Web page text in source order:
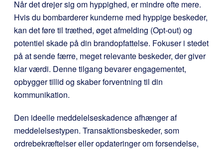
Når det drejer sig om hyppighed, er mindre ofte mere.
Hvis du bombarderer kunderne med hyppige beskeder,
kan det føre til træthed, øget afmelding (Opt-out) og
potentiel skade på din brandopfattelse. Fokuser i stedet
på at sende færre, meget relevante beskeder, der giver
klar værdi. Denne tilgang bevarer engagementet,
opbygger tillid og skaber forventning til din
kommunikation.
Den ideelle meddelelseskadence afhænger af
meddelelsestypen. Transaktionsbeskeder, som
ordrebekræftelser eller opdateringer om forsendelse,